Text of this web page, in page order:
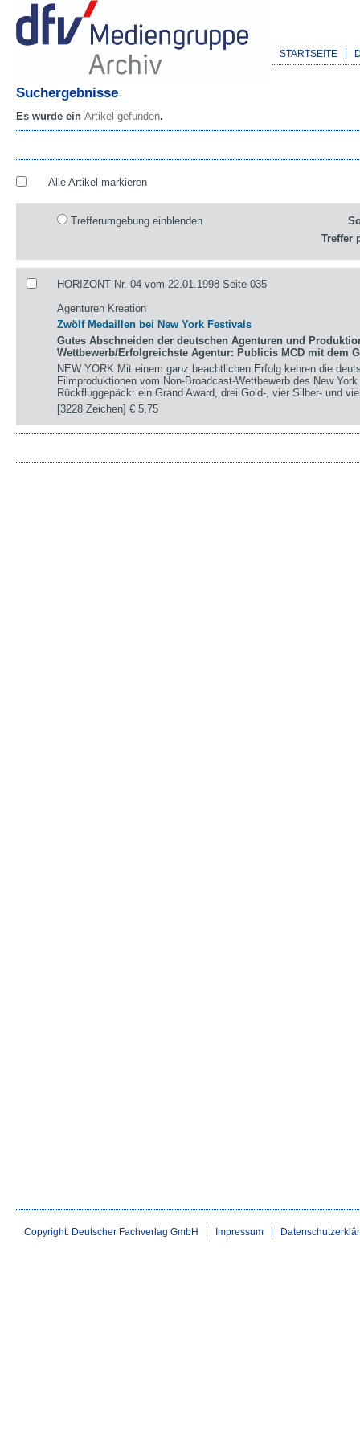
STARTSEITE
Suchergebnisse
Es wurde ein Artikel gefunden.
Alle Artikel markieren
Trefferumgebung einblenden
Treffer
HORIZONT Nr. 04 vom 22.01.1998 Seite 035
Agenturen Kreation
Zwölf Medaillen bei New York Festivals
Gutes Abschneiden der deutschen Agenturen und
Wettbewerb/Erfolgreichste Agentur: Publicis MCD mit dem
NEW YORK Mit einem ganz beachtlichen Erfolg kehren die
Filmproduktionen vom Non-Broadcast-Wettbewerb des New
Rückfluggepäck: ein Grand Award, drei Gold-, vier Silber- und
[3228 Zeichen]€ 5,75
Copyright: Deutscher Fachverlag GmbH Impressum